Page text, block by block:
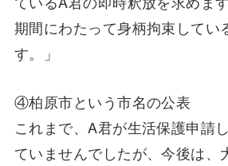
期間にわたって身柄拘束してい
す。」
④柏原市という市名の公表
これまで、A君が生活保護申請
ていませんでしたが、今後は、